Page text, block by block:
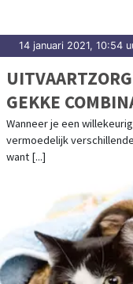
14 januari 2021, 10:54
GEKKE
Wanneer je een
vermoedelijk
want [...]